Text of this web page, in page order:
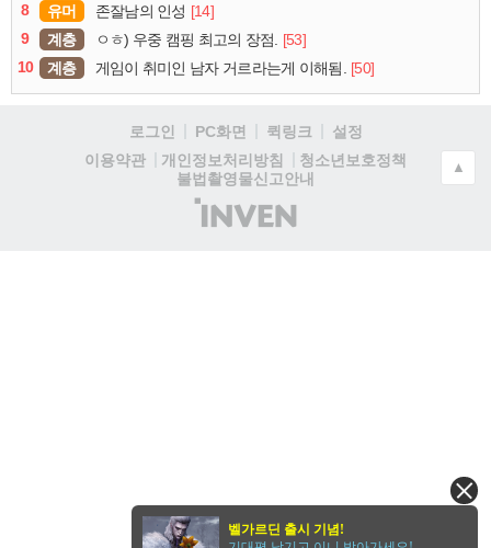
8
유머 존잘남의 인성 [14]
9
계층 ㅇㅎ) 우중 캠핑 최고의 장점. [53]
10
계층 게임이 취미인 남자 거르라는게 이해됨. [50]
로그인 PC화면 퀵링크
설정
이용약관
개인정보처리방침
청소년보호정책
불법촬영물신고안내
(주)
인
▲
벨가르딘 출시 기념!